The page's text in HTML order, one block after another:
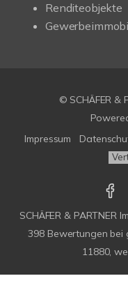
Renditeobjekte
© SCHÄFER &
Impressum
SCHÄFER & PARTNER
398 Bewertungen bei
11880,